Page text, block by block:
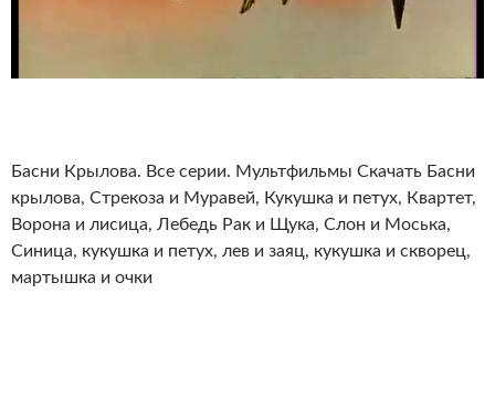
Басни Крылова. Все серии. Мультфильмы Скачать Басни
крылова, Стрекоза и Муравей, Кукушка и петух, Квартет,
Ворона и лисица, Лебедь Рак и Щука, Слон и Моська,
Синица, кукушка и петух, лев и заяц, кукушка и скворец,
мартышка и очки